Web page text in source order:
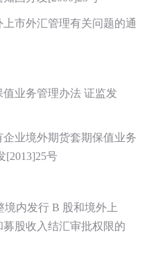
市外汇管理有关问题的通
业务管理办法 证监发
业境外期货套期保值业务
[2013]25号
境内发行 B 股和境外上
股收入结汇审批权限的